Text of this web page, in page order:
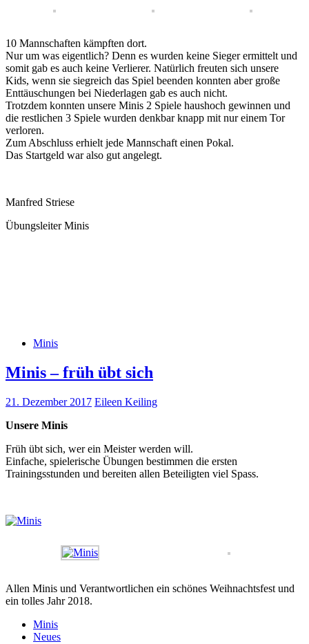
10 Mannschaften kämpften dort.
Nur um was eigentlich? Denn es wurden keine Sieger ermittelt und
somit gab es auch keine Verlierer. Natürlich freuten sich unsere
Kids, wenn sie siegreich das Spiel beenden konnten aber große
Enttäuschungen bei Niederlagen gab es auch nicht.
Trotzdem konnten unsere Minis 2 Spiele haushoch gewinnen und
die restlichen 3 Spiele wurden denkbar knapp mit nur einem Tor
verloren.
Zum Abschluss erhielt jede Mannschaft einen Pokal.
Das Startgeld war also gut angelegt.
Manfred Striese
Übungsleiter Minis
Minis
Minis – früh übt sich
21. Dezember 2017 Eileen Keiling
Unsere Minis
Früh übt sich, wer ein Meister werden will.
Einfache, spielerische Übungen bestimmen die ersten
Trainingsstunden und bereiten allen Beteiligten viel Spass.
Allen Minis und Verantwortlichen ein schönes Weihnachtsfest und
ein tolles Jahr 2018.
Minis
Neues